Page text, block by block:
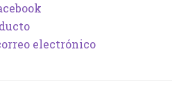
electrónico